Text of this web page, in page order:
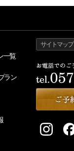
一覧
ラン
サイトマップ